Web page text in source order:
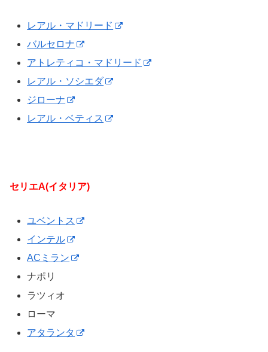
レアル・マドリード
バルセロナ
アトレティコ・マドリード
レアル・ソシエダ
ジローナ
レアル・ベティス
セリエA(イタリア)
ユベントス
インテル
ACミラン
ナポリ
ラツィオ
ローマ
アタランタ